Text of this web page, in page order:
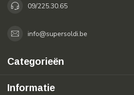
09/225.30.65
info@supersoldi.be
Categorieën
Informatie